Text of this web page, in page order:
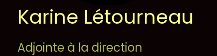
Karine Létourneau
Adjointe à la direction